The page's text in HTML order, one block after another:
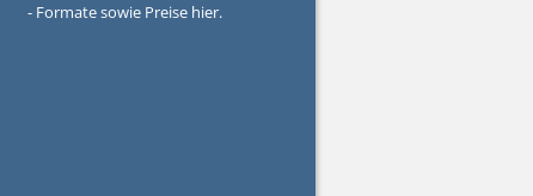
- Formate sowie Preise hier.